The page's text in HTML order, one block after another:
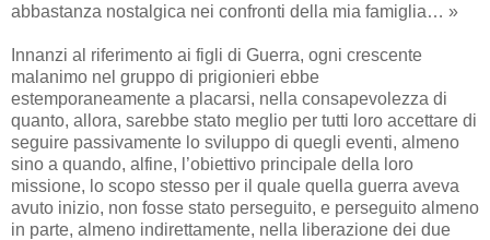
abbastanza nostalgica nei confronti della mia famiglia… »
Innanzi al riferimento ai figli di Guerra, ogni crescente
malanimo nel gruppo di prigionieri ebbe
estemporaneamente a placarsi, nella consapevolezza di
quanto, allora, sarebbe stato meglio per tutti loro accettare di
seguire passivamente lo sviluppo di quegli eventi, almeno
sino a quando, alfine, l’obiettivo principale della loro
missione, lo scopo stesso per il quale quella guerra aveva
avuto inizio, non fosse stato perseguito, e perseguito almeno
in parte, almeno indirettamente, nella liberazione dei due